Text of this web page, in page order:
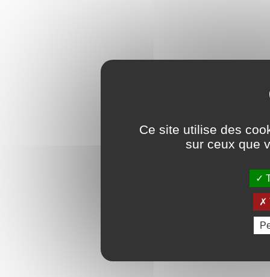
Ce site utilise des
sur ceux que